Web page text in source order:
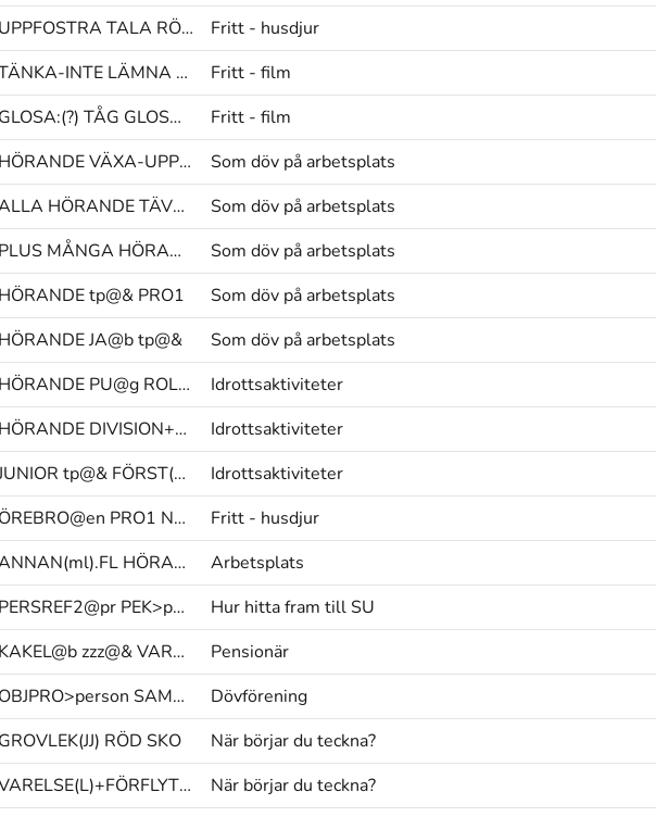
UPPFOSTRA TALA RÖST-ANVÄNDA Fritt - husdjur
TÄNKA-INTE LÄMNA BETYDA Fritt - film
GLOSA:(?) TÅG GLOSA:(BUSS(SS)-ÅKA) Fritt - film
HÖRANDE VÄXA-UPP VÄXA-UPP Som döv på arbetsplats
ALLA HÖRANDE TÄVLA Som döv på arbetsplats
PLUS MÅNGA HÖRANDE Som döv på arbetsplats
HÖRANDE tp@& PRO1 Som döv på arbetsplats
HÖRANDE JA@b tp@& Som döv på arbetsplats
HÖRANDE PU@g ROLIG Idrottsaktiviteter
HÖRANDE DIVISION+FYRA DIVISION+FYRA Idrottsaktiviteter
JUNIOR tp@& FÖRST(LL) Idrottsaktiviteter
ÖREBRO@en PRO1 NEJ(N) Fritt - husdjur
ANNAN(ml).FL HÖRANDE OMGIVNING Arbetsplats
PERSREF2@pr PEK>person/PEK OM@b Hur hitta fram till SU
KAKEL@b zzz@& VARM^SLINGA Pensionär
OBJPRO>person SAMMA PU@g Dövförening
GROVLEK(JJ) RÖD SKO När börjar du teckna?
VARELSE(L)+FÖRFLYTTA+VARELSE(L)@p FÖR ATT@b När börjar du teckna?